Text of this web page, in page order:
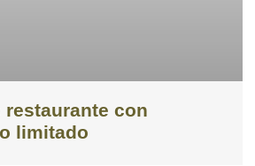
restaurante con
limitado